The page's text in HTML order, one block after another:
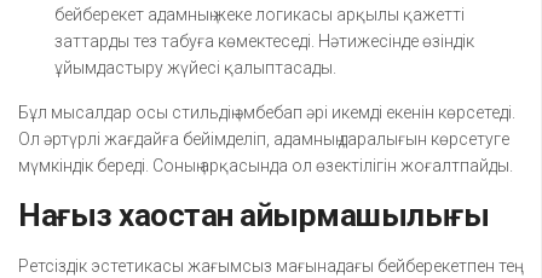
бейберекет адамның жеке логикасы арқылы қажетті
заттарды тез табуға көмектеседі. Нәтижесінде өзіндік
ұйымдастыру жүйесі қалыптасады.
Бұл мысалдар осы стильдің әмбебап әрі икемді екенін көрсетеді.
Ол әртүрлі жағдайға бейімделіп, адамның даралығын көрсетуге
мүмкіндік береді. Соның арқасында ол өзектілігін жоғалтпайды.
Нағыз хаостан айырмашылығы
Ретсіздік эстетикасы жағымсыз мағынадағы бейберекетпен тең